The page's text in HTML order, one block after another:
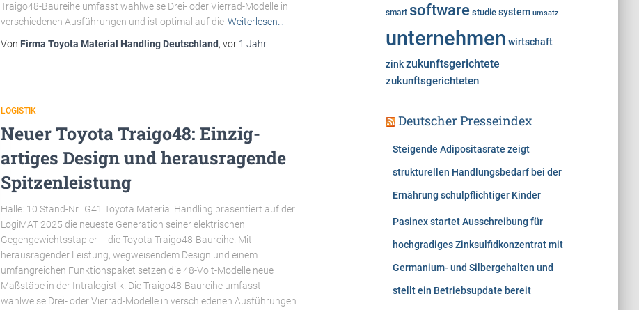
Traigo48-Baureihe umfasst wahlweise Drei- oder Vierrad-Modelle in
verschiedenen Ausführungen und ist optimal auf die Weiterlesen…
Von Firma Toyota Material Handling Deutschland, vor 1 Jahr
LOGISTIK
Neuer Toyota Traigo48: Einzig-
artiges Design und herausragende
Spitzenleistung
Halle: 10 Stand-Nr.: G41 Toyota Material Handling präsentiert auf der
LogiMAT 2025 die neueste Generation seiner elektrischen
Gegengewichtsstapler – die Toyota Traigo48-Baureihe. Mit
herausragender Leistung, wegweisendem Design und einem
umfangreichen Funktionspaket setzen die 48-Volt-Modelle neue
Maßstäbe in der Intralogistik. Die Traigo48-Baureihe umfasst
wahlweise Drei- oder Vierrad-Modelle in verschiedenen Ausführungen
smart software studie system umsatz
unternehmen wirtschaft
zink zukunftsgerichtete
zukunftsgerichteten
Deutscher Presseindex
Steigende Adipositasrate zeigt
strukturellen Handlungsbedarf bei der
Ernährung schulpflichtiger Kinder
Pasinex startet Ausschreibung für
hochgradiges Zinksulfidkonzentrat mit
Germanium- und Silbergehalten und
stellt ein Betriebsupdate bereit